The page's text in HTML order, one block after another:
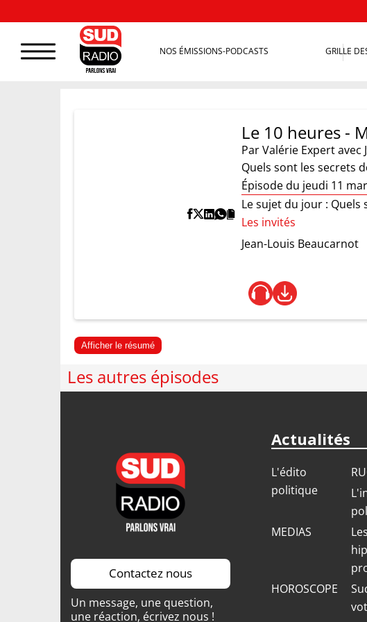
NOS ÉMISSIONS-PODCASTS GRILLE
Le 10 heures -
ParValérie Expertavec
Quels sont les secrets
Épisode du jeudi 11
Le sujet du jour : Quels
Les invités
Jean-Louis Beaucarnot
Afficher le résumé
Les autres épisodes
Contactez nous
Un message, une question,
une réaction, écrivez nous !
Actualités
L'édito
politique
MEDIAS
HOROSCOPE